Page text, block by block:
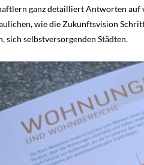
ganz detailliert Antworten
wie die Zukunftsvision
sich selbstversorgenden Städten.